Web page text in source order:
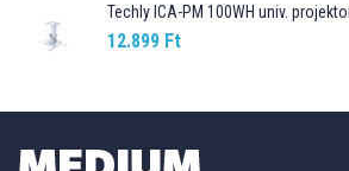
Techly ICA-PM 100WH univ.
12.899 Ft